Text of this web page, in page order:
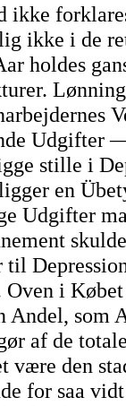
ikke
ikke i de
holdes
Udgifter
stille i
en
Udgifter
i
Andel, som
af de
være den
for saa